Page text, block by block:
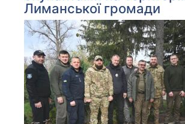
Лиманської громади